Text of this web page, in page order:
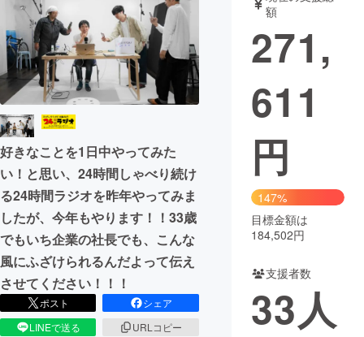
テクノロジー・ガジェット ゲーム・サ
映像・映画
まちづくり・地域活性化
CAMPFIRE for Social Good
CAMPFIRE Creation
CAMPFIREふるさと納税machi-ya コミュニティ
好きなことを1日中やってみた
い！と思い、24時間しゃべり続け
る24時間ラジオを昨年やってみま
したが、今年もやります！！33歳
でもいち企業の社長でも、こんな
風にふざけられるんだよって伝え
させてください！！！
ポスト
シェア
LINEで送る
URLコピー
額
271,
611
円
147%
目標金額は
184,502円
支援者数
33人